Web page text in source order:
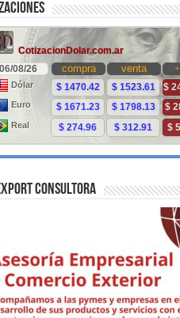
Consultora